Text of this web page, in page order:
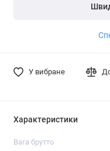
частини
частини
У вибране
Характеристики
Вага брутто